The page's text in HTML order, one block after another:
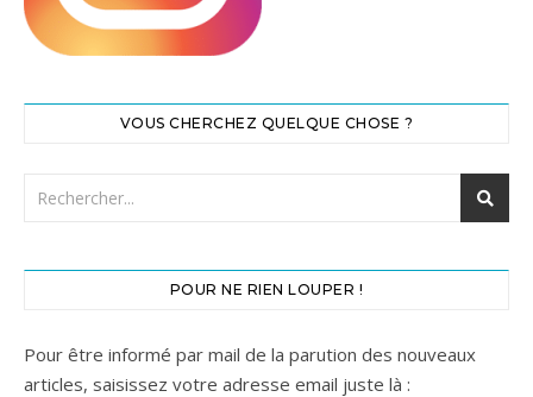
VOUS CHERCHEZ QUELQUE CHOSE ?
POUR NE RIEN LOUPER !
Pour être informé par mail de la parution des nouveaux
articles, saisissez votre adresse email juste là :